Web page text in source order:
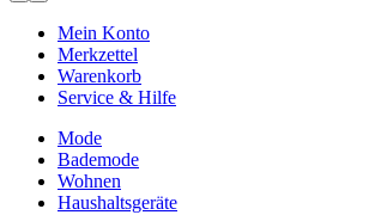
Mein Konto
Merkzettel
Warenkorb
Service & Hilfe
Mode
Bademode
Wohnen
Haushaltsgeräte